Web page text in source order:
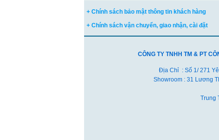
+ Chính sách bảo mật thông tin khách hàng
+ Chính sách vận chuyển, giao nhận, cài đặt
CÔNG TY TNHH TM & PT
Địa Chỉ : Số 1/ 271
Showroom : 31 Lương
Trung